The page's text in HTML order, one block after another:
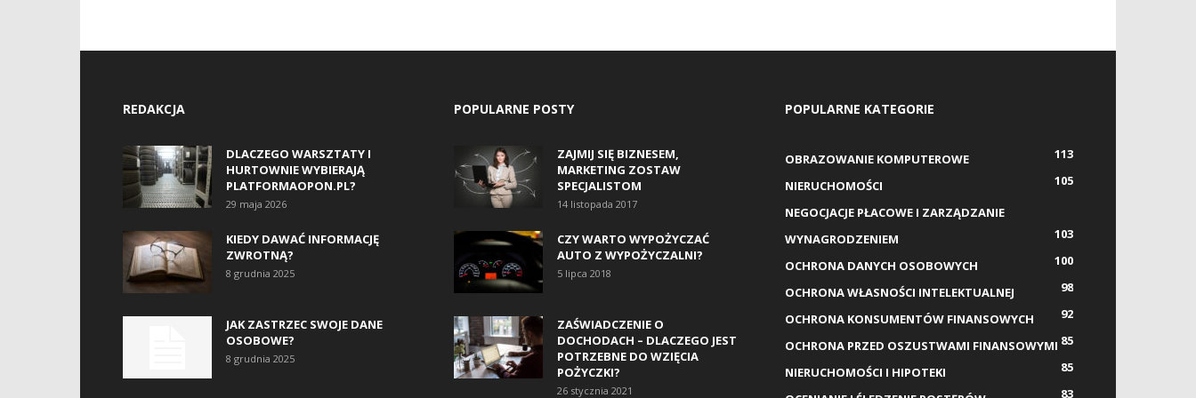
REDAKCJA
DLACZEGO WARSZTATY I
HURTOWNIE WYBIERAJĄ
PLATFORMAOPON.PL?
29 maja 2026
KIEDY DAWAĆ INFORMACJĘ
ZWROTNĄ?
8 grudnia 2025
JAK ZASTRZEC SWOJE DANE
OSOBOWE?
8 grudnia 2025
POPULARNE POSTY
ZAJMIJ SIĘ BIZNESEM,
MARKETING ZOSTAW
SPECJALISTOM
14 listopada 2017
CZY WARTO WYPOŻYCZAĆ
AUTO Z WYPOŻYCZALNI?
5 lipca 2018
ZAŚWIADCZENIE O
DOCHODACH – DLACZEGO JEST
POTRZEBNE DO WZIĘCIA
POŻYCZKI?
26 stycznia 2021
POPULARNE KATEGORIE
OBRAZOWANIE KOMPUTEROWE
113
NIERUCHOMOŚCI
105
NEGOCJACJE PŁACOWE I ZARZĄDZANIE
WYNAGRODZENIEM
103
OCHRONA DANYCH OSOBOWYCH
100
OCHRONA WŁASNOŚCI INTELEKTUALNEJ
98
OCHRONA KONSUMENTÓW FINANSOWYCH
92
OCHRONA PRZED OSZUSTWAMI FINANSOWYMI 85
NIERUCHOMOŚCI I HIPOTEKI
85
83